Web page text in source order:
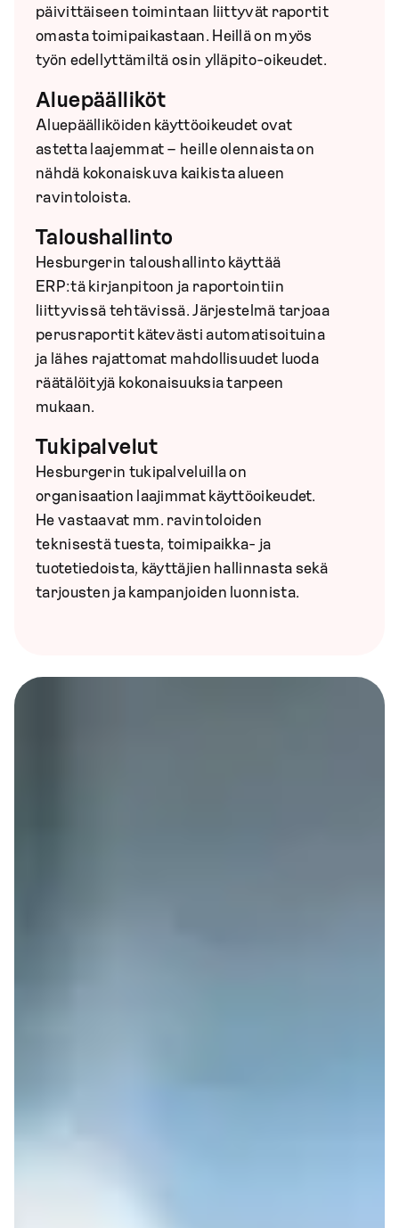
päivittäiseen toimintaan liittyvät raportit
omasta toimipaikastaan. Heillä on myös
työn edellyttämiltä osin ylläpito-oikeudet.
Aluepäälliköt
Aluepäälliköiden käyttöoikeudet ovat
astetta laajemmat – heille olennaista on
nähdä kokonaiskuva kaikista alueen
ravintoloista.
Taloushallinto
Hesburgerin taloushallinto käyttää
ERP:tä kirjanpitoon ja raportointiin
liittyvissä tehtävissä. Järjestelmä tarjoaa
perusraportit kätevästi automatisoituina
ja lähes rajattomat mahdollisuudet luoda
räätälöityjä kokonaisuuksia tarpeen
mukaan.
Tukipalvelut
Hesburgerin tukipalveluilla on
organisaation laajimmat käyttöoikeudet.
He vastaavat mm. ravintoloiden
teknisestä tuesta, toimipaikka- ja
tuotetiedoista, käyttäjien hallinnasta sekä
tarjousten ja kampanjoiden luonnista.